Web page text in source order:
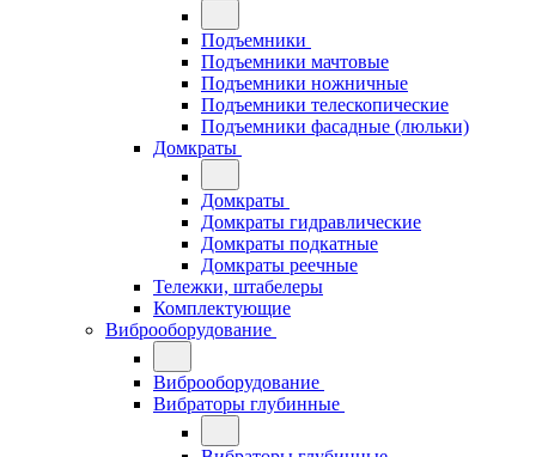
Подъемники
Подъемники мачтовые
Подъемники ножничные
Подъемники телескопические
Подъемники фасадные (люльки)
Домкраты
Домкраты
Домкраты гидравлические
Домкраты подкатные
Домкраты реечные
Тележки, штабелеры
Комплектующие
Виброоборудование
Виброоборудование
Вибраторы глубинные